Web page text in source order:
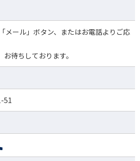
メール」ボタン、またはお電話よりご応
待ちしております。
51